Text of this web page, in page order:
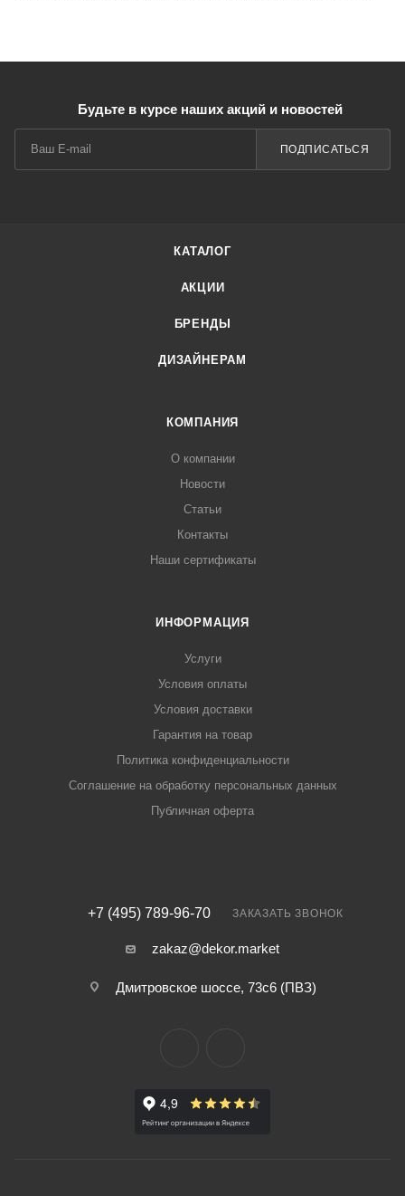
Будьте в курсе наших акций и новостей
ПОДПИСАТЬСЯ
КАТАЛОГ
АКЦИИ
БРЕНДЫ
ДИЗАЙНЕРАМ
КОМПАНИЯ
О компании
Новости
Статьи
Контакты
Наши сертификаты
ИНФОРМАЦИЯ
Услуги
Условия оплаты
Условия доставки
Гарантия на товар
Политика конфиденциальности
Соглашение на обработку персональных данных
Публичная оферта
+7 (495) 789-96-70 ЗАКАЗАТЬ ЗВОНОК
zakaz@dekor.market
Дмитровское шоссе, 73с6 (ПВЗ)